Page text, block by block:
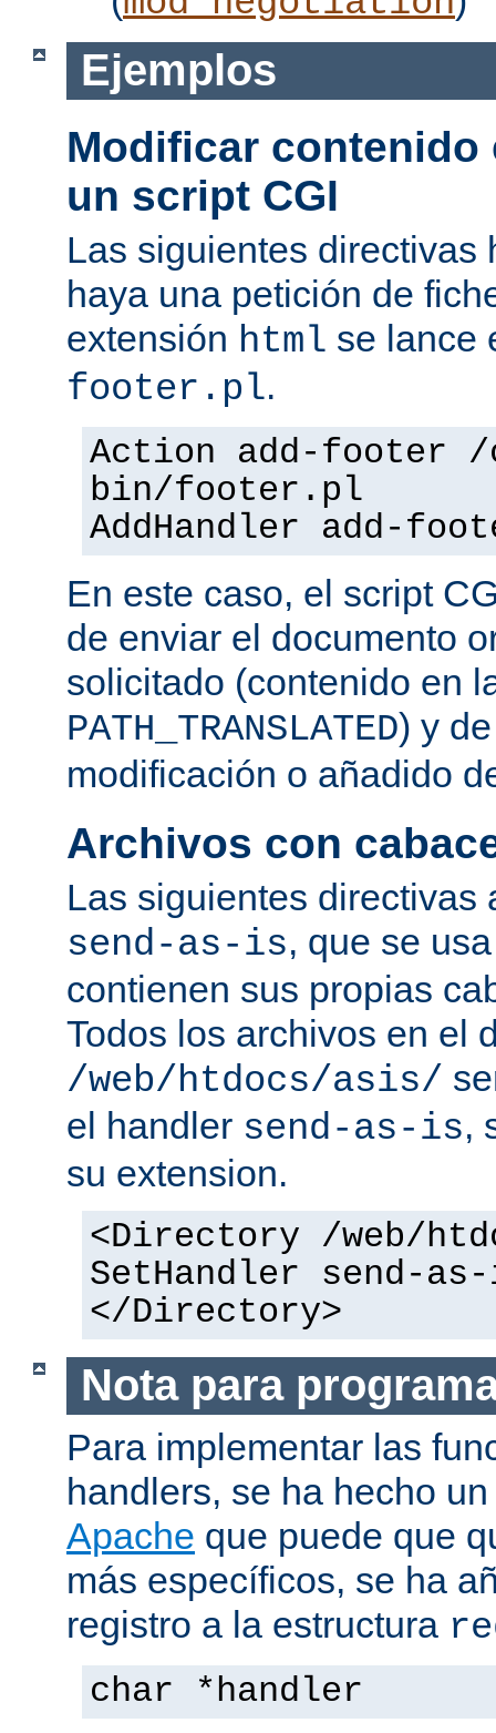
Ejemplos
Modificar
un script CGI
Las siguientes directivas
haya una petición de
extensión html se lance
footer.pl.
Action add-footer
bin/footer.pl
AddHandler add-
En este caso, el script
de enviar el documento
solicitado (contenido en
PATH_TRANSLATED) y
modificación o añadido
Archivos con
Las siguientes directivas
send-as-is, que se
contienen sus propias
Todos los archivos en el
/web/htdocs/asis/
el handler send-as-is,
su extension.
<Directory /web/
SetHandler send-
</Directory>
Nota para
Para implementar las
handlers, se ha hecho
Apache que puede que
más específicos, se ha
registro a la estructura
char *handler